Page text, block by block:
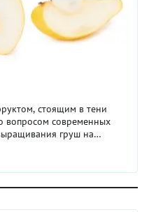
стоящим в тени
вопросом современных
груш на
позволяет
как и яблоки. Тем
сладость и свежий
более изысканными и